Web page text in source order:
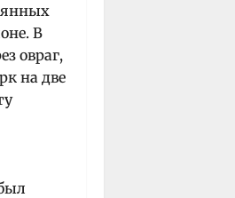
В
овраг,
на две